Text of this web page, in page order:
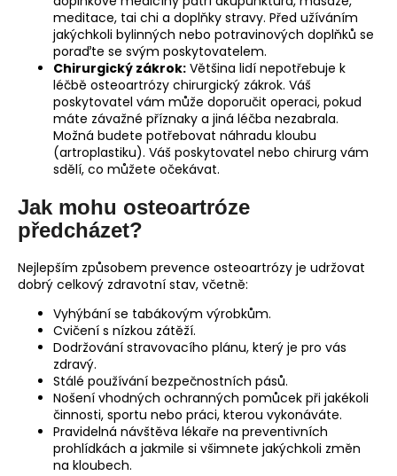
meditace, tai chi a doplňky stravy. Před užíváním
jakýchkoli bylinných nebo potravinových doplňků se
poraďte se svým poskytovatelem.
Chirurgický zákrok: Většina lidí nepotřebuje k
léčbě osteoartrózy chirurgický zákrok. Váš
poskytovatel vám může doporučit operaci, pokud
máte závažné příznaky a jiná léčba nezabrala.
Možná budete potřebovat náhradu kloubu
(artroplastiku). Váš poskytovatel nebo chirurg vám
sdělí, co můžete očekávat.
Jak mohu osteoartróze
předcházet?
Nejlepším způsobem prevence osteoartrózy je udržovat
dobrý celkový zdravotní stav, včetně:
Vyhýbání se tabákovým výrobkům.
Cvičení s nízkou zátěží.
Dodržování stravovacího plánu, který je pro vás
zdravý.
Stálé používání bezpečnostních pásů.
Nošení vhodných ochranných pomůcek při jakékoli
činnosti, sportu nebo práci, kterou vykonáváte.
Pravidelná návštěva lékaře na preventivních
prohlídkách a jakmile si všimnete jakýchkoli změn
na kloubech.